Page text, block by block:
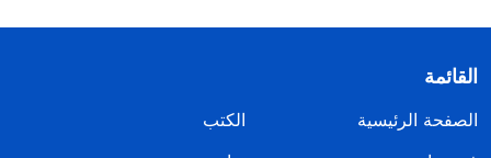
القائمة
الصفحة الرئيسية
الكتب